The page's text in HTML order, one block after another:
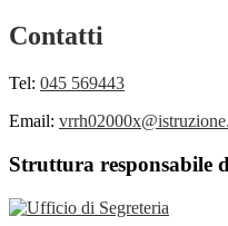
Contatti
Tel: 045 569443
Email:
Struttura responsabile